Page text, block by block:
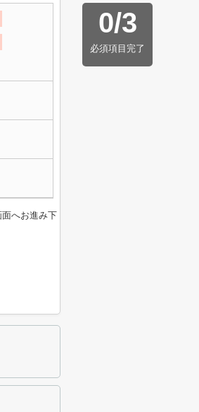
0/3
必須項目完了
へお進み下